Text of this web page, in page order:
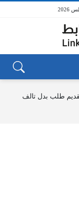
طلب بدل تالف